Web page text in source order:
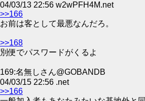
04/03/13 22:56 w2wPFH4M.net
>>166
お前は客として最悪なんだろ。
>>168
別便でパスワードがくるよ
169:名無しさん@GOBANDB
04/03/15 22:56 .net
>>166